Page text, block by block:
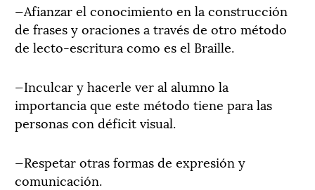
—Afianzar el conocimiento en la construcción
de frases y oraciones a través de otro método
de lecto-escritura como es el Braille.
—Inculcar y hacerle ver al alumno la
importancia que este método tiene para las
personas con déficit visual.
—Respetar otras formas de expresión y
comunicación.